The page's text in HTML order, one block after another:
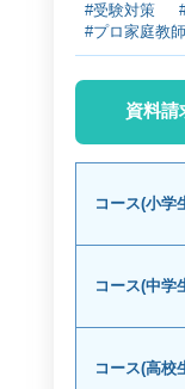
#受験対策
#プロ家庭教師
資料請
コース(小学
コース(中学
コース(高校